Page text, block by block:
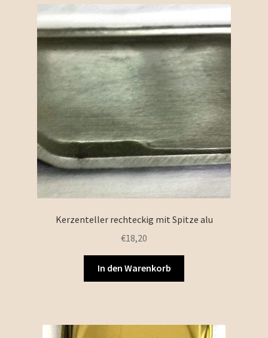
Kerzenteller rechteckig mit Spitze alu
€18,20
In den Warenkorb